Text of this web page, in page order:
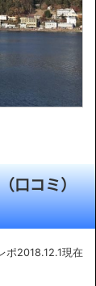
口コミ）
ポ2018.12.1現在